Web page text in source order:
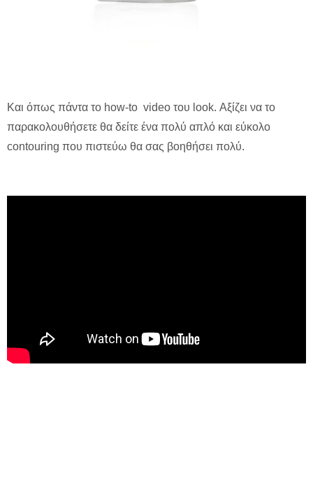
Kαι όπως πάντα το how-to video του look. Αξίζει να το
παρακολουθήσετε θα δείτε ένα πολύ απλό και εύκολο
contouring που πιστεύω θα σας βοηθήσει πολύ.